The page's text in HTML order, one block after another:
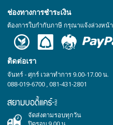
ช่องทางการชำระเงิน
ต้องการใบกำกับภาษี กรุณาแจ้งล่วงหน้า
ติดต่อเรา
จันทร์ - ศุกร์ เวลาทำการ 9.00-17.00 น.
088-019-6700 ,081-431-2801
จัดส่งตามรอบทุกวัน